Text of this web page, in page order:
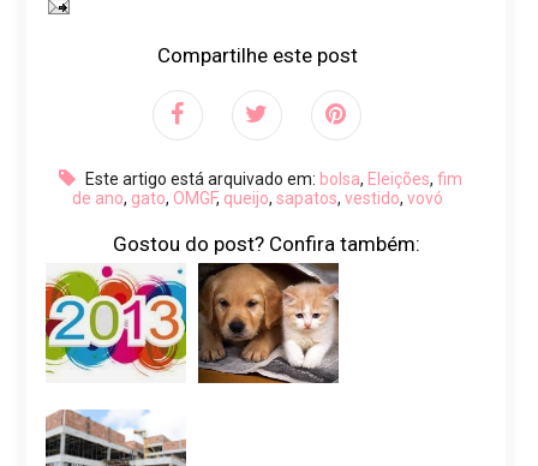
Compartilhe este post
Este artigo está arquivado em: bolsa, Eleições, fim
de ano, gato, OMGF, queijo, sapatos, vestido, vovó
Gostou do post? Confira também: